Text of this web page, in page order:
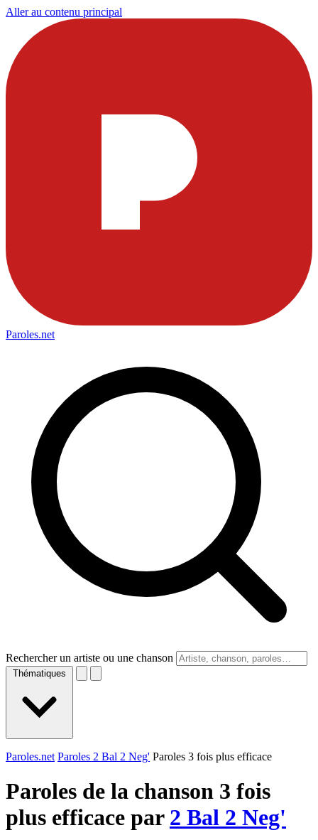
Aller au contenu principal
Paroles.net
Rechercher un artiste ou une chanson
Thématiques
Paroles.net Paroles 2 Bal 2 Neg' Paroles 3 fois plus efficace
Paroles de la chanson 3 fois
plus efficace par 2 Bal 2 Neg'